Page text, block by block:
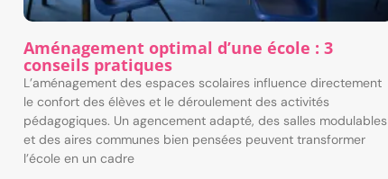
Aménagement optimal d’une école : 3
conseils pratiques
L’aménagement des espaces scolaires influence directement
le confort des élèves et le déroulement des activités
pédagogiques. Un agencement adapté, des salles modulables
et des aires communes bien pensées peuvent transformer
l’école en un cadre